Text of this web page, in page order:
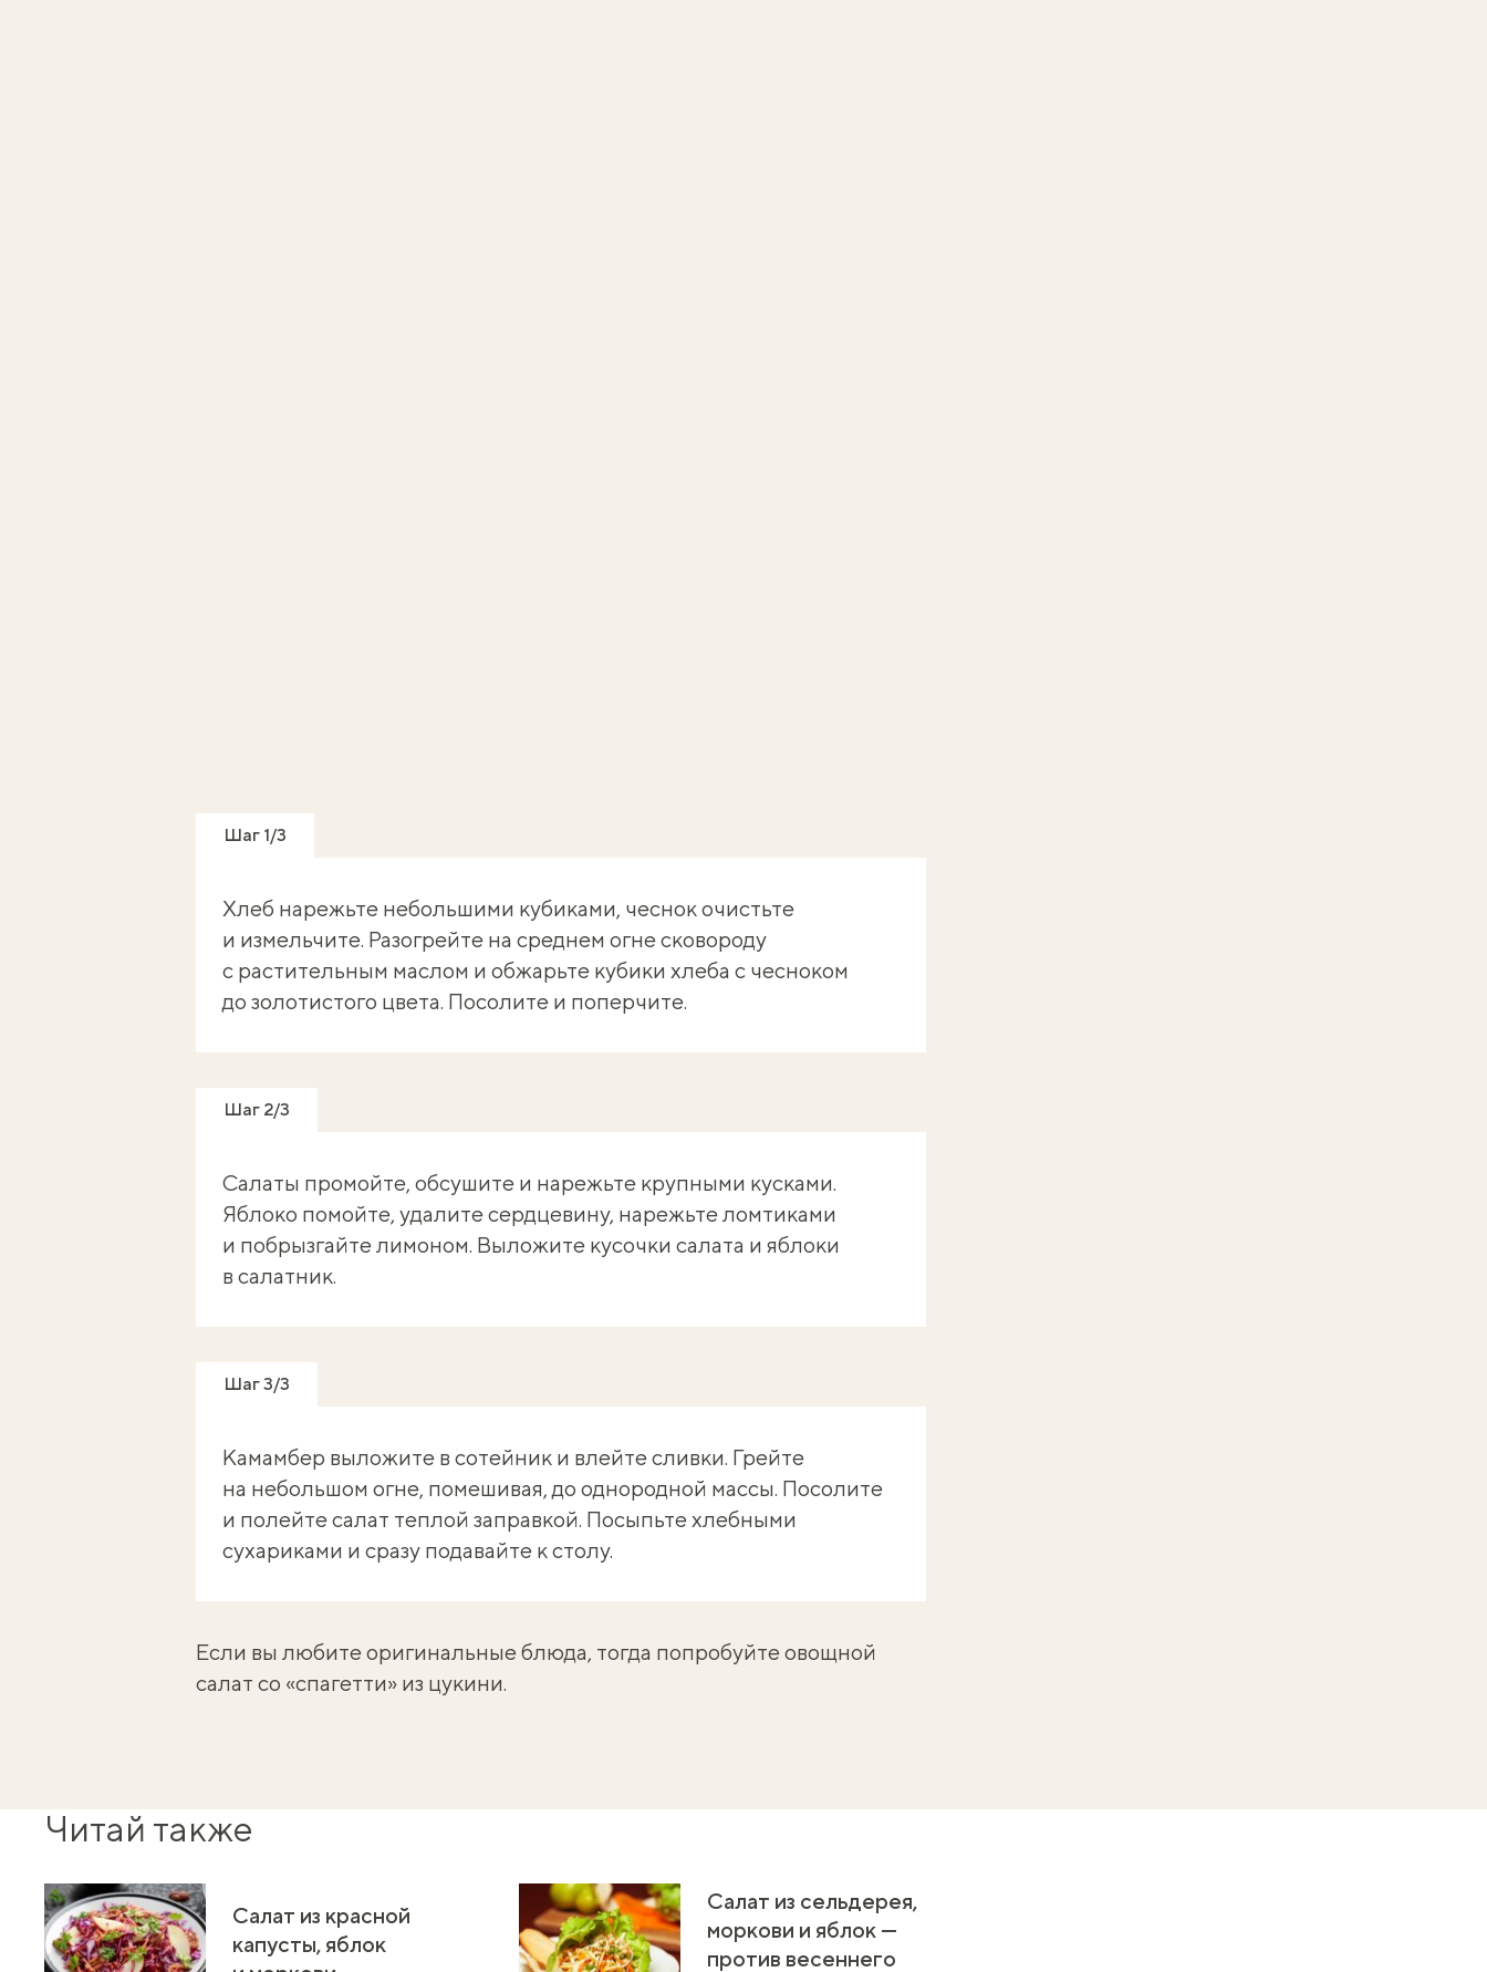
Шаг 1/3
Хлеб нарежьте небольшими кубиками, чеснок очистьте
и измельчите. Разогрейте на среднем огне сковороду
с растительным маслом и обжарьте кубики хлеба с чесноком
до золотистого цвета. Посолите и поперчите.
Шаг 2/3
Салаты промойте, обсушите и нарежьте крупными кусками.
Яблоко помойте, удалите сердцевину, нарежьте ломтиками
и побрызгайте лимоном. Выложите кусочки салата и яблоки
в салатник.
Шаг 3/3
Камамбер выложите в сотейник и влейте сливки. Грейте
на небольшом огне, помешивая, до однородной массы. Посолите
и полейте салат теплой заправкой. Посыпьте хлебными
сухариками и сразу подавайте к столу.
Если вы любите оригинальные блюда, тогда попробуйтеовощной
салат со «спагетти» из цукини.
Читай также
Салат из красной
капусты, яблок
Салат из сельдерея,
моркови и яблок —
против весеннего